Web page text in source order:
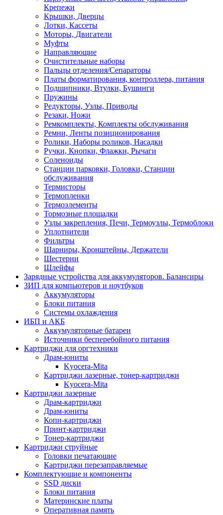
Крепежи
Крышки, Дверцы
Лотки, Кассеты
Моторы, Двигатели
Муфты
Направляющие
Очистительные наборы
Пальцы отделения/Сепараторы
Платы форматирования, контроллера, питания
Подшипники, Втулки, Бушинги
Пружины
Редукторы, Узлы, Приводы
Резаки, Ножи
Ремкомплекты, Комплекты обслуживания
Ремни, Ленты позиционирования
Ролики, Наборы роликов, Насадки
Ручки, Кнопки, Флажки, Рычаги
Соленоиды
Станции парковки, Головки, Станции
обслуживания
Термисторы
Термопленки
Термоэлементы
Тормозные площадки
Узлы закрепления, Печи, Термоузлы, Термоблоки
Уплотнители
Фильтры
Шарниры, Кронштейны, Держатели
Шестерни
Шлейфы
Зарядные устройства для аккумуляторов. Балансиры
ЗИП для компьютеров и ноутбуков
Аккумуляторы
Блоки питания
Системы охлаждения
ИБП и АКБ
Аккумуляторные батареи
Источники бесперебойного питания
Картриджи для оргтехники
Драм-юниты
Kyocera-Mita
Картриджи лазерные, тонер-картриджи
Kyocera-Mita
Картриджи лазерные
Драм-картриджи
Драм-юниты
Копи-картриджи
Принт-картриджи
Тонер-картриджи
Картриджи струйные
Головки печатающие
Картриджи перезаправляемые
Комплектующие и компоненты
SSD диски
Блоки питания
Материнские платы
Оперативная память